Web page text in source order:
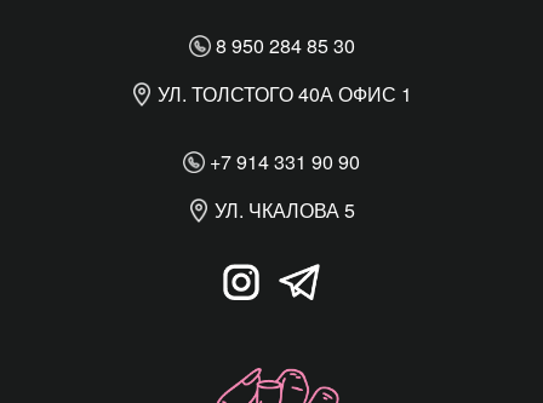
8 950 284 85 30
УЛ. ТОЛСТОГО 40А ОФИС 1
+7 914 331 90 90
УЛ. ЧКАЛОВА 5